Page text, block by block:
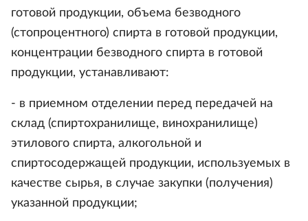
готовой продукции, объема безводного
(стопроцентного) спирта в готовой продукции,
концентрации безводного спирта в готовой
продукции, устанавливают:
- в приемном отделении перед передачей на
склад (спиртохранилище, винохранилище)
этилового спирта, алкогольной и
спиртосодержащей продукции, используемых в
качестве сырья, в случае закупки (получения)
указанной продукции;